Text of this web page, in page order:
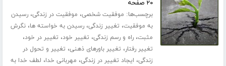
۲۰ صفحه
برچسب‌ها: موفقیت شخصی، موفقیت در زندگی،رسیدن
به موفقیت، تغییر زندگی،رسیدن به خواسته ها،نگرش
مثبت،راه و رسم زندگی، تغییر خود، تغییر در خود،
تغییر رفتار، تغییر باورهای ذهنی، تغییر و تحول در
زندگی، ایجاد تغییر در زندگی، مهربانی خدا، لطف خدا به